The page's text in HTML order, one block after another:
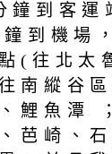
鐘到客運
到機場
(往北太
南縱谷
鯉魚潭
芭崎、